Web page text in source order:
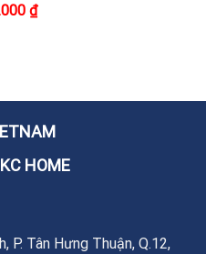
₫
HOME
P. Tân Hưng Thuận, Q.12,